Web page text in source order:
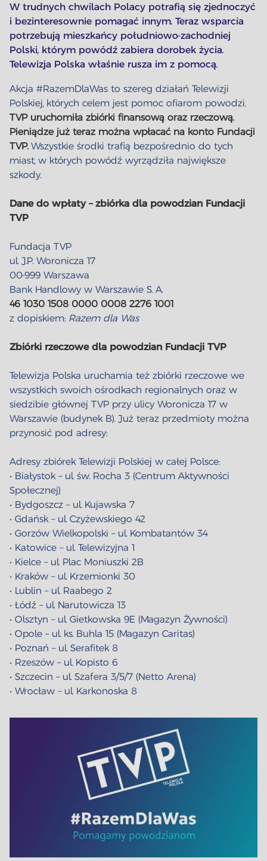
W trudnych chwilach Polacy potrafią się zjednoczyć
i bezinteresownie pomagać innym. Teraz wsparcia
potrzebują mieszkańcy południowo-zachodniej
Polski, którym powódź zabiera dorobek życia.
Telewizja Polska właśnie rusza im z pomocą.
Akcja #RazemDlaWas to szereg działań Telewizji
Polskiej, których celem jest pomoc ofiarom powodzi.
TVP uruchomiła zbiórki finansową oraz rzeczową.
Pieniądze już teraz można wpłacać na konto Fundacji
TVP.Wszystkie środki trafią bezpośrednio do tych
miast, w których powódź wyrządziła największe
szkody.
Dane do wpłaty – zbiórka dla powodzian Fundacji
TVP
Fundacja TVP
ul. J.P. Woronicza 17
00-999 Warszawa
Bank Handlowy w Warszawie S. A.
46 1030 1508 0000 0008 2276 1001
z dopiskiem: Razem dla Was
Zbiórki rzeczowe dla powodzian Fundacji TVP
Telewizja Polska uruchamia też zbiórki rzeczowe we
wszystkich swoich ośrodkach regionalnych oraz w
siedzibie głównej TVP przy ulicy Woronicza 17 w
Warszawie (budynek B). Już teraz przedmioty można
przynosić pod adresy:
Adresy zbiórek Telewizji Polskiej w całej Polsce:
• Białystok – ul. św. Rocha 3 (Centrum Aktywności
Społecznej)
• Bydgoszcz – ul. Kujawska 7
• Gdańsk – ul. Czyżewskiego 42
• Gorzów Wielkopolski – ul. Kombatantów 34
• Katowice – ul. Telewizyjna 1
• Kielce – ul. Plac Moniuszki 2B
• Kraków – ul. Krzemionki 30
• Lublin – ul. Raabego 2
• Łódź – ul. Narutowicza 13
• Olsztyn – ul. Gietkowska 9E (Magazyn Żywności)
• Opole – ul. ks. Buhla 15 (Magazyn Caritas)
• Poznań – ul. Serafitek 8
• Rzeszów – ul. Kopisto 6
• Szczecin – ul. Szafera 3/5/7 (Netto Arena)
• Wrocław – ul. Karkonoska 8